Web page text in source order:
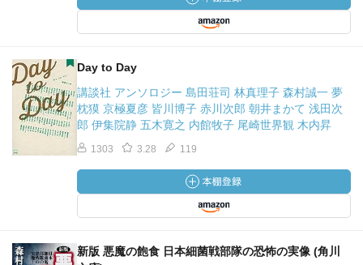
Day to Day
講談社 アンソロジー 島田荘司 林真理子 森村誠一 夢
枕獏 京極夏彦 皆川博子 赤川次郎 朝井まかて 浅田次
郎 伊集院静 五木寛之 内館牧子 尾崎世界観 木内昇
1303 3.28 119
新版 悪魔の飽食 日本細菌戦部隊の恐怖の実像 (角川